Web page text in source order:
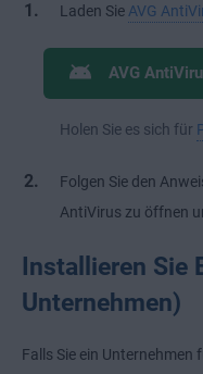
Laden Sie AVG
AVG
Holen Sie es sich für
Folgen Sie den
AntiVirus zu öffnen
Installieren Sie
Unternehmen)
Falls Sie ein Unternehmen